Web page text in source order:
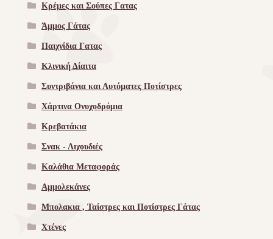
Κρέμες και Σούπες Γατας
Άμμος Γάτας
Παιχνίδια Γατας
Κλινική Δίαιτα
Συντριβάνια και Αυτόματες Ποτίστρες
Χάρτινα Ονυχοδρόμια
Κρεβατάκια
Σνακ - Λιχουδιές
Καλάθια Μεταφοράς
Αμμολεκάνες
Μπολακια , Ταίστρες και Ποτίστρες Γάτας
Χτένες